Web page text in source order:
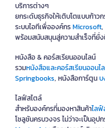
บริการต่างๆ
ยกระดับธุรกิจให้เติบโตแบบก้าว
ระบบไอทีเพื่อองค์กรMicrosoft
พร้อมสนับสนุนสู่ความสำเร็จที่ยั่
หนังสือ & คอร์สเรียนออนไลน์
รวมหนังสือและคอร์สเรียนออนไ
Springbooks, หนังสือการ์ตูนบ
ไลฟ์สไตล์
สำหรับองค์กรที่มองหาสินค้าไลฟ์
โซลูชันครบวงจร ไม่ว่าจะเป็นอุ